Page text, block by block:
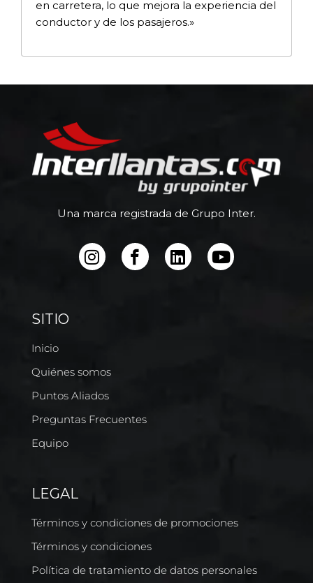
en carretera, lo que mejora la experiencia del
conductor y de los pasajeros.»
Una marca registrada de Grupo Inter.
SITIO
Inicio
Quiénes somos
Puntos Aliados
Preguntas Frecuentes
Equipo
LEGAL
Términos y condiciones de promociones
Términos y condiciones
Política de tratamiento de datos personales